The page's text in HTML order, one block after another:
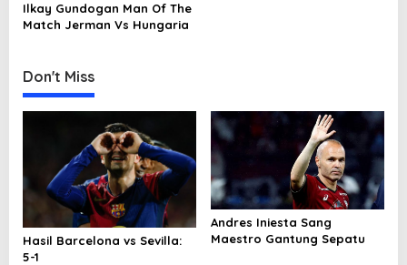
i
a
t
i
n
Ilkay Gundogan Man Of The
Match Jerman Vs Hungaria
Don't Miss
Hasil Barcelona vs Sevilla:
5-1
Andres Iniesta Sang
Maestro Gantung Sepatu